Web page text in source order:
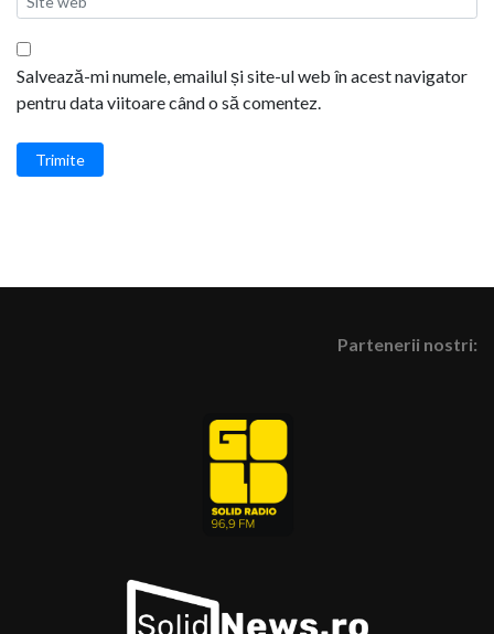
Salvează-mi numele, emailul și site-ul web în acest navigator
pentru data viitoare când o să comentez.
Trimite
Partenerii nostri: